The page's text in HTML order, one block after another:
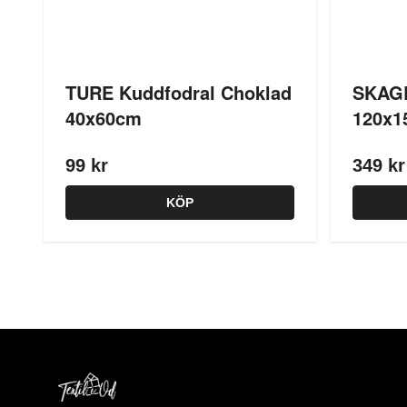
TURE Kuddfodral Choklad
40x60cm
99 kr
KÖP
349 kr